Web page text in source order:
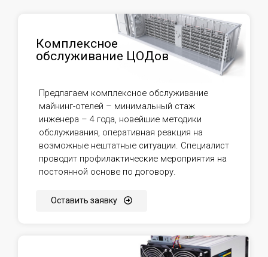
Комплексное
обслуживание ЦОДов
Предлагаем комплексное обслуживание
майнинг-отелей – минимальный стаж
инженера – 4 года, новейшие методики
обслуживания, оперативная реакция на
возможные нештатные ситуации. Специалист
проводит профилактические мероприятия на
постоянной основе по договору.
Оставить заявку